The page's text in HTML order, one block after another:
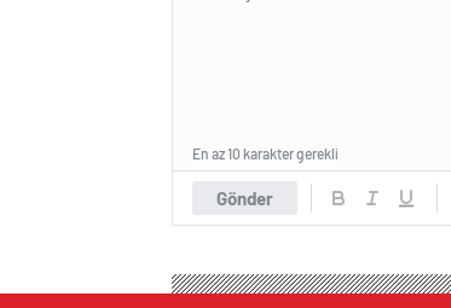
Gönder
En az 10 karakter gerekli